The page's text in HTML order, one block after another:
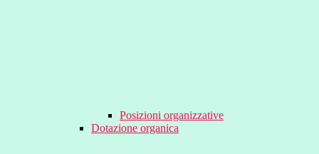
Posizioni organizzative
Dotazione organica